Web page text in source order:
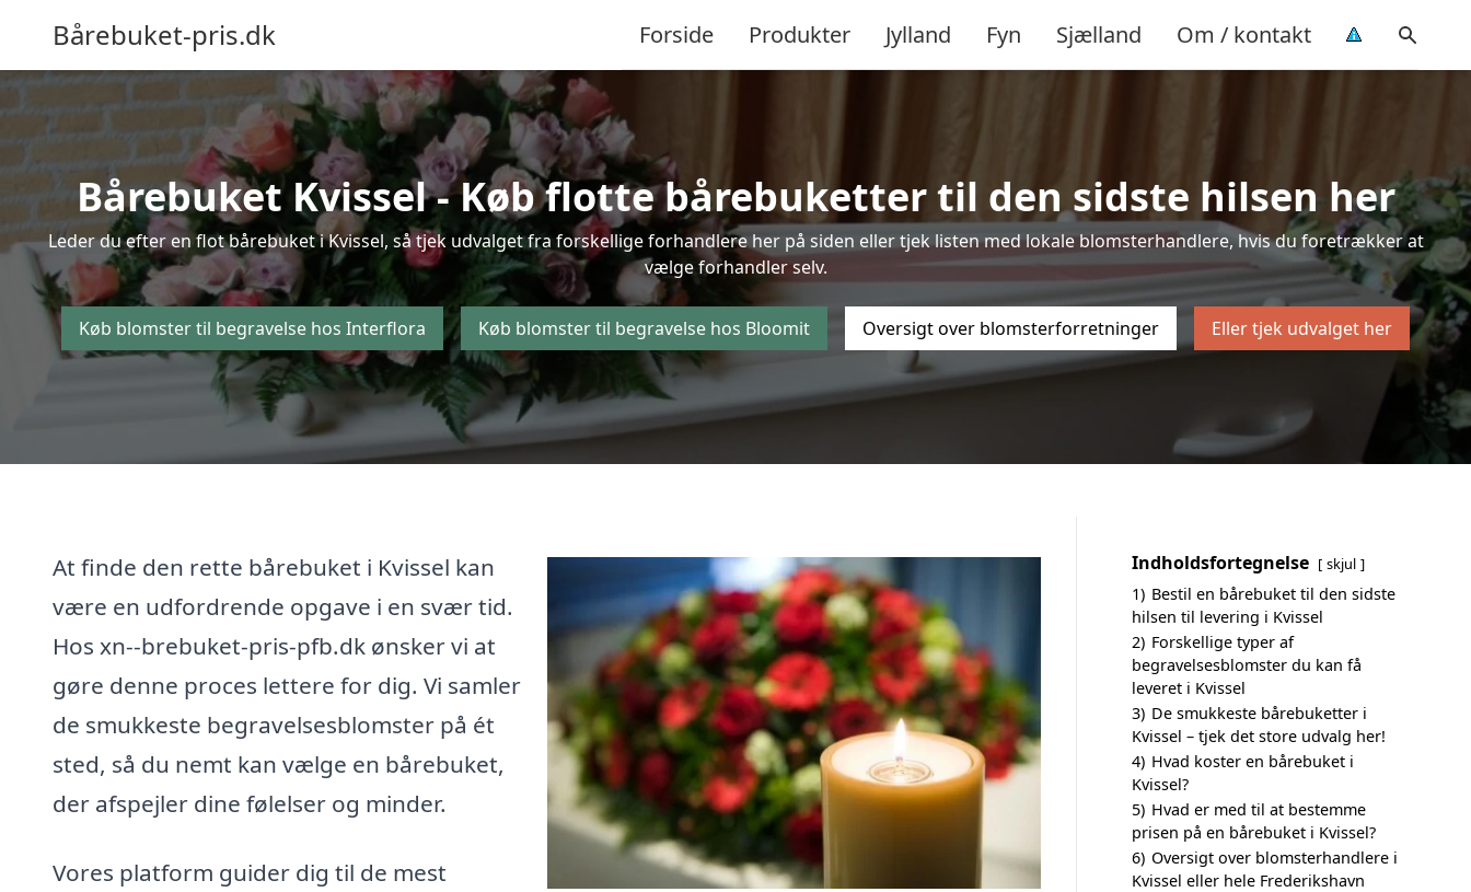
Bårebuket-pris.dk Forside Produkter Jylland Fyn Sjælland Om / kontakt
Bårebuket Kvissel - Køb flotte bårebuketter til den sidste hilsen her
Leder du efter en flot bårebuket i Kvissel, så tjek udvalget fra forskellige forhandlere her på siden eller tjek listen med lokale blomsterhandlere, hvis du foretrækker at
vælge forhandler selv.
Køb blomster til begravelse hos Interflora Køb blomster til begravelse hos Bloomit Oversigt over blomsterforretninger Eller tjek udvalget her
At finde den rette bårebuket i Kvissel kan
være en udfordrende opgave i en svær tid.
Hos xn--brebuket-pris-pfb.dk ønsker vi at
gøre denne proces lettere for dig. Vi samler
de smukkeste begravelsesblomster på ét
sted, så du nemt kan vælge en bårebuket,
der afspejler dine følelser og minder.
Vores platform guider dig til de mest
Indholdsfortegnelse skjul
1) Bestil en bårebuket til den sidste
hilsen til levering i Kvissel
2) Forskellige typer af
begravelsesblomster du kan få
leveret i Kvissel
3) De smukkeste bårebuketter i
Kvissel – tjek det store udvalg her!
4) Hvad koster en bårebuket i
Kvissel?
5) Hvad er med til at bestemme
prisen på en bårebuket i Kvissel?
6) Oversigt over blomsterhandlere i
Kvissel eller hele Frederikshavn